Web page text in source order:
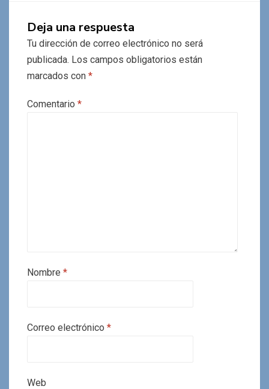
Deja una respuesta
Tu dirección de correo electrónico no será
publicada. Los campos obligatorios están
marcados con *
Comentario *
Nombre *
Correo electrónico *
Web